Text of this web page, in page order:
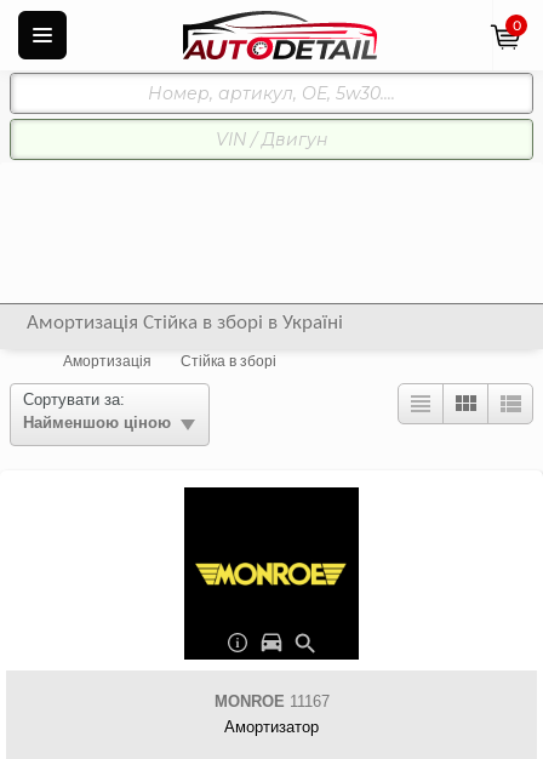
0
Амортизація Стійка в зборі в Україні
Амортизація Стійка в зборі
Сортувати за:
Найменшою ціною
MONROE 11167
Амортизатор